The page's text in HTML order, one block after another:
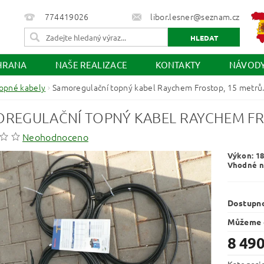
774419026 libor.lesner@seznam.cz
NAŠE REALIZACE KONTAKTY
kabely Samoregulační topný kabel Raychem Frostop, 15 metrů.
TOPNÝ KABEL RAYCHEM
Neohodnoceno
Výkon:
Vhodné
8